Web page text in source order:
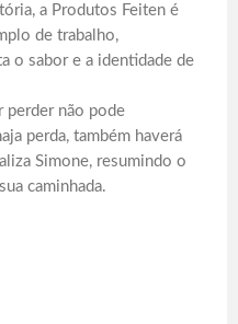
a Produtos Feiten é
de trabalho,
o sabor e a identidade de
perder não pode
perda, também haverá
Simone, resumindo o
caminhada.